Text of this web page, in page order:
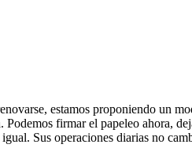
estamos proponiendo un
Podemos firmar el papeleo ahora,
Sus operaciones diarias no